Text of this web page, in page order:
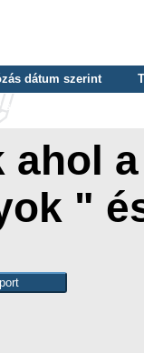
dátum szerint
ahol
"